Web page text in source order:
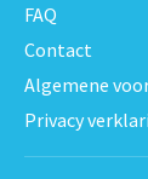
FAQ
Contact
Algemene
Privacy